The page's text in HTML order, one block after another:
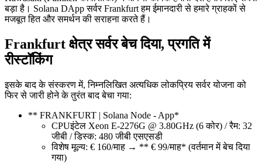
बड़ा है। Solana DApp सर्वर Frankfurt हम ईमानदारी से हमारे ग्राहकों से
मजबूत हित और समर्थन की सराहना करते हैं।
Frankfurt क्षेत्र सर्वर बेच दिया, प्रगति में
रीस्टॉकिंग
इसके बाद के संस्करण में, निम्नलिखित अत्यधिक लोकप्रिय सर्वर योजना को
फिर से जारी होने के तुरंत बाद बेचा गया:
** FRANKFURT | Solana Node - App*
CPUइंटेल Xeon E-2276G @ 3.80GHz (6 कोर) / रैम: 32
जीबी / डिस्क: 480 जीबी एसएसडी
विशेष मूल्य: € 160/माह → ** € 99/माह* (वर्तमान में बेच दिया
गया)